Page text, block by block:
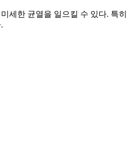
세한 균열을 일으킬 수 있다. 특